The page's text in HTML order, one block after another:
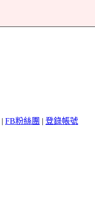
| FB粉絲團 | 登錄帳號